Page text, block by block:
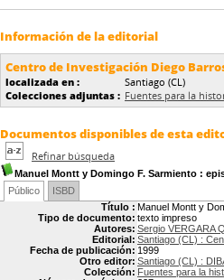
Información de la editorial
Centro de Investigación Diego
localizada en :
Santiago (CL)
Colecciones adjuntas : Fuentes para la
Documentos disponibles de esta
Refinar búsqueda
Manuel Montt y Domingo F. Sarmiento :
Público
ISBD
Título : Manuel Montt y
Tipo de documento: texto impreso
Autores: Sergio VERGARA
Editorial: Santiago (CL) :
Fecha de publicación: 1999
Otro editor: Santiago (CL) :
Colección: Fuentes para la